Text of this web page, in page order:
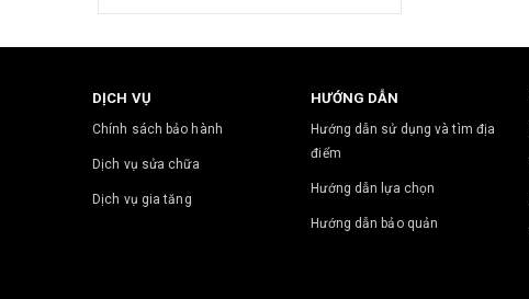
DỊCH VỤ
Chính sách bảo hành
Dịch vụ sửa chữa
Dịch vụ gia tăng
HƯỚNG DẪN
Hướng dẫn sử dụng và tìm địa
điểm
Hướng dẫn lựa chọn
Hướng dẫn bảo quản